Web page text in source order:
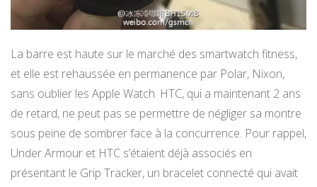
La barre est haute sur le marché des smartwatch fitness,
et elle est rehaussée en permanence par Polar, Nixon,
sans oublier les Apple Watch. HTC, qui a maintenant 2 ans
de retard, ne peut pas se permettre de négliger sa montre
sous peine de sombrer face à la concurrence. Pour rappel,
Under Armour et HTC s’étaient déjà associés en
présentant le Grip Tracker, un bracelet connecté qui avait